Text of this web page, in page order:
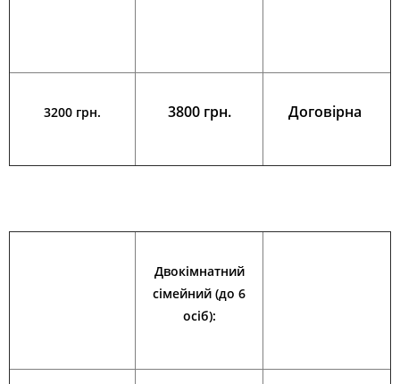
3200 грн. 3800 грн. Договірна
Двокімнатний
сімейний (до 6
осіб):